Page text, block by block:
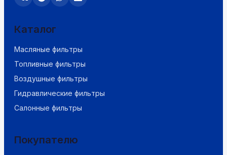
Каталог
Масляные фильтры
Топливные фильтры
Воздушные фильтры
Гидравлические фильтры
Салонные фильтры
Покупателю